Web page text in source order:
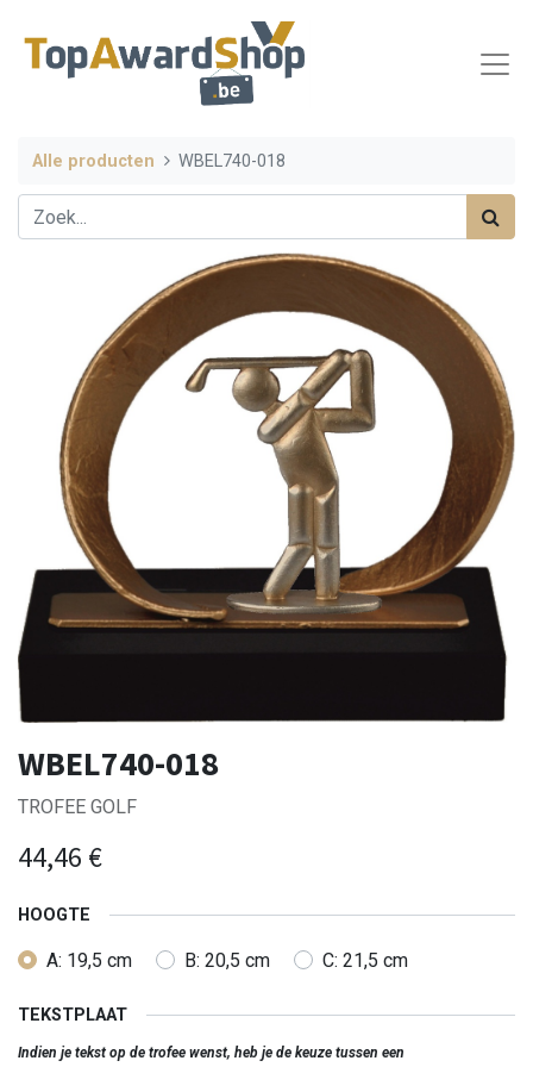
Alle producten WBEL740-018
WBEL740-018
TROFEE GOLF
44,46 €
HOOGTE
A: 19,5 cm B: 20,5 cm C: 21,5 cm
TEKSTPLAAT
Indien je tekst op de trofee wenst, heb je de keuze tussen een